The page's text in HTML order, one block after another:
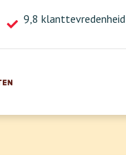
9,8 klanttevredenheid
020-4713718 of mail ons!